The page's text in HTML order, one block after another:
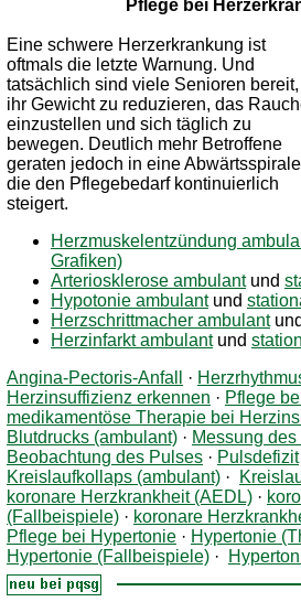
Pflege bei
Eine schwere Herzerkrankung ist
oftmals die letzte Warnung. Und
tatsächlich sind viele Senioren bereit,
ihr Gewicht zu reduzieren, das
einzustellen und sich täglich zu
bewegen. Deutlich mehr Betroffene
geraten jedoch in eine
die den Pflegebedarf kontinuierlich
steigert.
Herzmuskelentzündung
Grafiken)
Arteriosklerose ambulantund
Hypotonie ambulantund
Herzschrittmacher ambulantund
Herzinfarkt ambulantund
Angina-Pectoris-Anfall
·
Herzinsuffizienz erkennen · Pflege
medikamentöse Therapie bei
Blutdrucks (ambulant) · Messung
Beobachtung des Pulses · Pulsdefizit
Kreislaufkollaps (ambulant) ·
koronare Herzkrankheit (AEDL) ·
(Fallbeispiele) · koronare
Pflege bei Hypertonie · Hypertonie
Hypertonie (Fallbeispiele) ·